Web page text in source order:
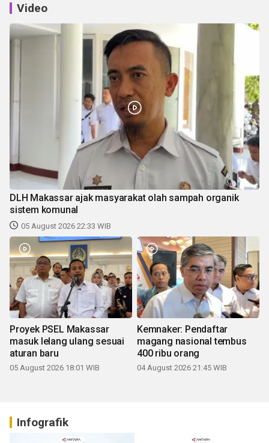
Video
DLH Makassar ajak masyarakat olah sampah organik
sistem komunal
05 August 2026 22:33 WIB
Proyek PSEL Makassar
masuk lelang ulang sesuai
aturan baru
05 August 2026 18:01 WIB
Kemnaker: Pendaftar
magang nasional tembus
400 ribu orang
04 August 2026 21:45 WIB
Infografik